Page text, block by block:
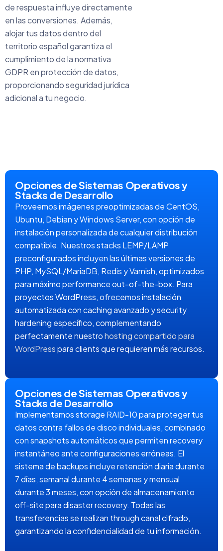
de respuesta influye directamente
en las conversiones. Además,
alojar tus datos dentro del
territorio español garantiza el
cumplimiento de la normativa
GDPR en protección de datos,
proporcionando seguridad jurídica
adicional a tu negocio.
Opciones de Sistemas Operativos y
Stacks de Desarrollo
Proveemos imágenes preoptimizadas de CentOS,
Ubuntu, Debian y Windows Server, con opción de
instalación personalizada de cualquier distribución
compatible. Nuestros stacks LEMP/LAMP
preconfigurados incluyen las últimas versiones de
PHP, MySQL/MariaDB, Redis y Varnish, optimizados
para máximo performance out-of-the-box. Para
proyectos WordPress, ofrecemos instalación
automatizada con caching avanzado y security
hardening específico, complementando
perfectamente nuestrohosting compartido para
WordPresspara clients que requieren más recursos.
Opciones de Sistemas Operativos y
Stacks de Desarrollo
Implementamos storage RAID-10 para proteger tus
datos contra fallos de disco individuales, combinado
con snapshots automáticos que permiten recovery
instantáneo ante configuraciones erróneas. El
sistema de backups incluye retención diaria durante
7 días, semanal durante 4 semanas y mensual
durante 3 meses, con opción de almacenamiento
off-site para disaster recovery. Todas las
transferencias se realizan through canal cifrado,
garantizando la confidencialidad de tu información.